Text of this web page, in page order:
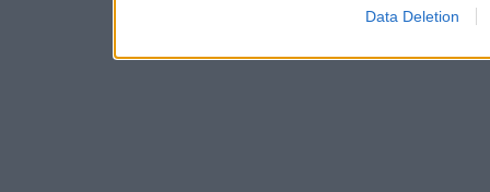
Data Deletion